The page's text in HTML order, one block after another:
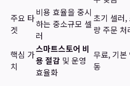
주요 타
겟
비용 효율을 중시
하는 중소규모 셀
러
초기 셀러,
량 주문 처
핵심 가
치
스마트스토어 비
용 절감 및 운영
효율화
무료, 기본
동